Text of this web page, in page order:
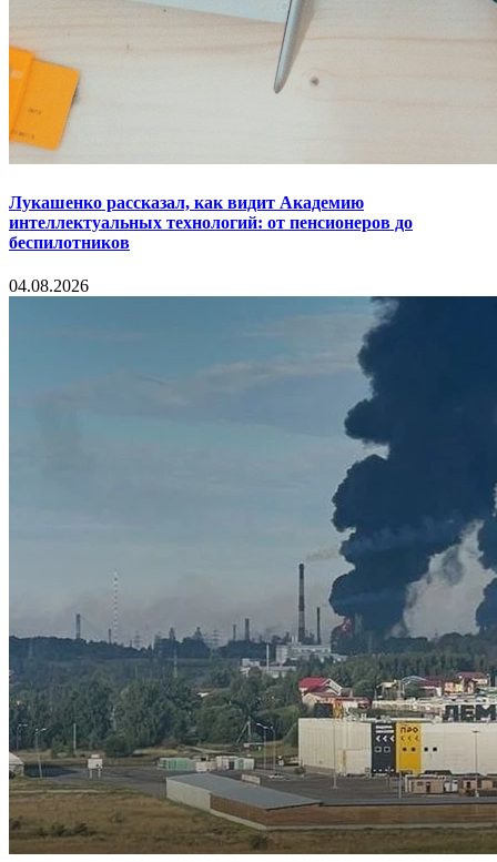
Лукашенко рассказал, как видит Академию
интеллектуальных технологий: от пенсионеров до
беспилотников
04.08.2026